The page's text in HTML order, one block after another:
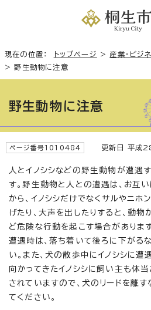
現在の位置： トップページ > 産業・ビジ
>野生動物に注意
野生動物に注意
ページ番号1010484 更新日 平成
人とイノシシなどの野生動物が遭遇
す。野生動物と人との遭遇は、お互
から、イノシシだけでなくサルやニホ
げたり、大声を出したりすると、動物
ど危険な行動を起こす場合があります
遭遇時は、落ち着いて後ろに下がる
い。また、犬の散歩中にイノシシに遭
向かってきたイノシシに飼い主も体
されていますので、犬のリードを離す
てください。